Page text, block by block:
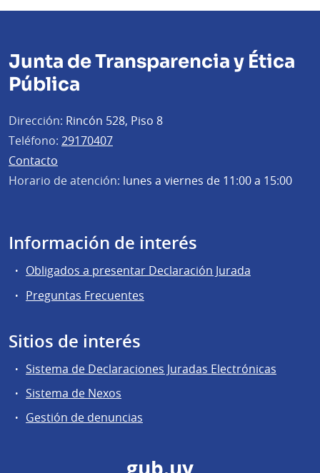
Junta de Transparencia y Ética
Pública
Dirección: Rincón 528, Piso 8
Teléfono: 29170407
Contacto
Horario de atención: lunes a viernes de 11:00 a 15:00
Información de interés
Obligados a presentar Declaración Jurada
Preguntas Frecuentes
Sitios de interés
Sistema de Declaraciones Juradas Electrónicas
Sistema de Nexos
Gestión de denuncias